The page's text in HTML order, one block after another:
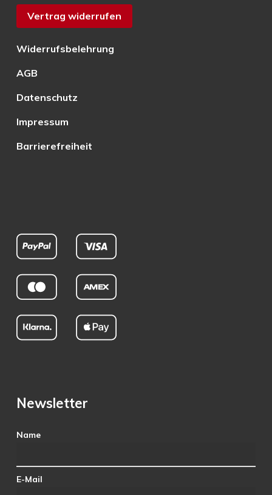
Vertrag widerrufen
Widerrufsbelehrung
AGB
Datenschutz
Impressum
Barrierefreiheit
Newsletter
Name
E-Mail